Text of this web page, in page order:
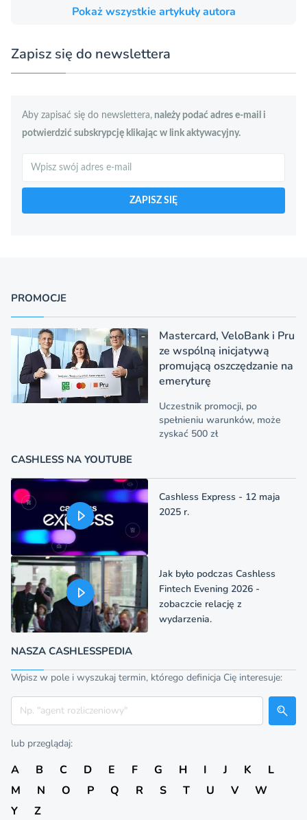
Pokaż wszystkie artykuły autora
Zapisz się do newslettera
Aby zapisać się do newslettera, należy podać adres e-mail i
potwierdzić subskrypcję klikając w link aktywacyjny.
Szukaj
ZAPISZ SIĘ
PROMOCJE
Mastercard, VeloBank i Pru
ze wspólną inicjatywą
promującą oszczędzanie na
emeryturę
Uczestnik promocji, po
spełnieniu warunków, może
zyskać 500 zł
CASHLESS NA YOUTUBE
Cashless Express - 12 maja
2025 r.
Jak było podczas Cashless
Fintech Evening 2026 -
zobaczcie relację z
wydarzenia.
NASZA CASHLESSPEDIA
Wpisz w pole i wyszukaj termin, którego definicja Cię interesuje:
Szukaj
lub przeglądaj:
A B C D E F G H I J K
L
M
N O P Q R S T U V
W
Y
Z